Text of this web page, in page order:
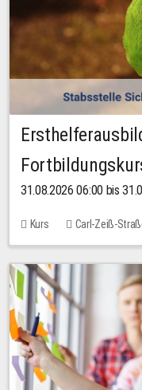
31.08.2026 06:00 bis
Kurs Carl-Zeiß-